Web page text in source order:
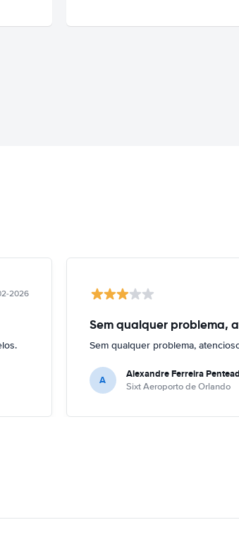
2026
Sem qualquer problema,
Sem qualquer problema,
A Alexandre Ferreira
Sixt Aeroporto de Orlando